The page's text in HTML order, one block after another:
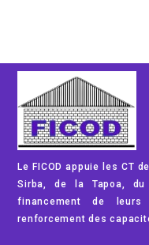
Le FICOD appuie les CT
Sirba, de la Tapoa,
financement de leurs
renforcement des